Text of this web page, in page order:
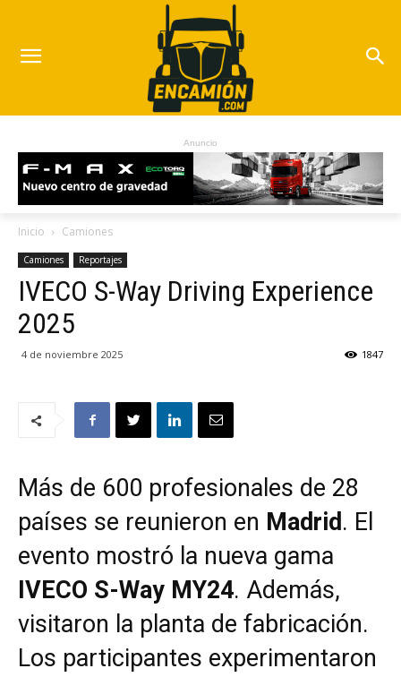
Anuncio
Inicio Camiones
Camiones Reportajes
IVECO S-Way Driving Experience
2025
4 de noviembre 2025 1847
Más de 600 profesionales de 28
países se reunieron en Madrid. El
evento mostró la nueva gama
IVECO S-Way MY24. Además,
visitaron la planta de fabricación.
Los participantes experimentaron